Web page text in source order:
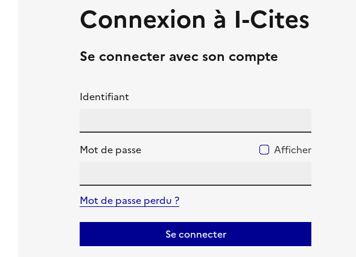
Connexion à I-Cites
Se connecter avec son compte
Identifiant
Mot de passe Afficher
Mot de passe perdu ?
Se connecter